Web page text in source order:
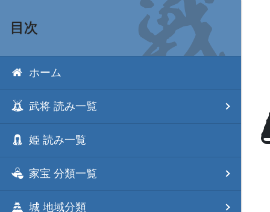
目次
ホーム
武将 読み一覧
姫 読み一覧
家宝 分類一覧
城 地域分類